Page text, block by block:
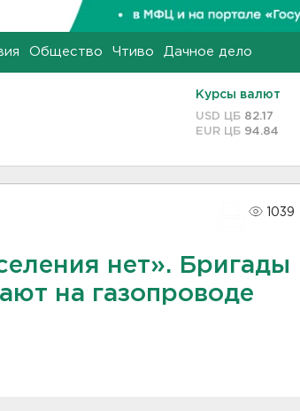
Общество Чтиво Дачное дело
Курсы валют
USD ЦБ 82.17
EUR ЦБ 94.84
1039
нет». Бригады
на газопроводе